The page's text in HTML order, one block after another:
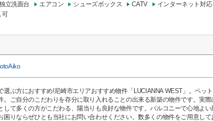
立洗面台 エアコン シューズボックス CATV インターネット対応
可
選ぶ方におすすめ!尼崎市エリアおすすめ物件「LUCIANNA WEST」。ペッ
。ご自分のこだわりを存分に取り入れることの出来る新築の物件です。実
して多くの方がこだわる、陽当りも良好な物件です。バルコニーで心地よ
困りならぜひとも当社にお問い合わせください。数多くの物件をご用意して